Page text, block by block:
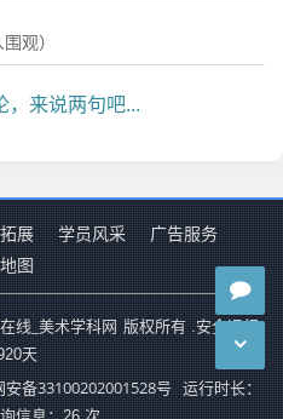
围观）
来说两句吧...
展 学员风采
广告服务
图
线_美术学科网 版权所有 .安全运行
天
安备33100202001528号
运行时长：